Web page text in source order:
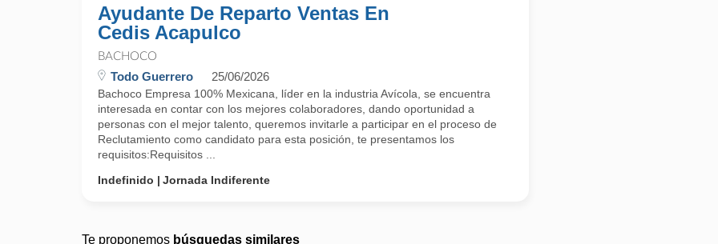
Ayudante De Reparto Ventas En
Cedis Acapulco
BACHOCO
Todo Guerrero 25/06/2026
Bachoco Empresa 100% Mexicana, líder en la industria Avícola, se encuentra
interesada en contar con los mejores colaboradores, dando oportunidad a
personas con el mejor talento, queremos invitarle a participar en el proceso de
Reclutamiento como candidato para esta posición, te presentamos los
requisitos:Requisitos ...
Indefinido
Jornada Indiferente
Te proponemos búsquedas similares